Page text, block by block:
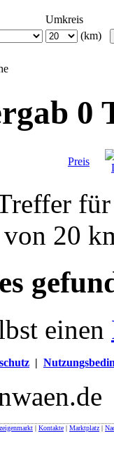
Umkreis
(km)
0
Preis
20
einen
|
| Kontakte | Marktplatz |